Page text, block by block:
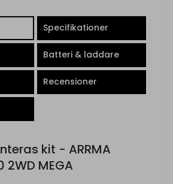
kit - ARRMA
2WD MEGA
Specifikationer
Batteri & laddare
Recensioner